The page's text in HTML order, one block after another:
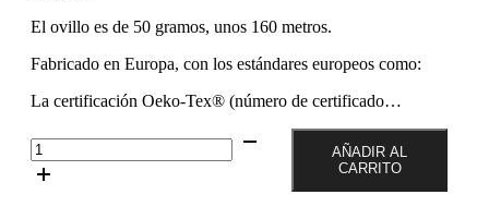
El ovillo es de 50 gramos, unos 160 metros.
Fabricado en Europa, con los estándares europeos como:
La certificación Oeko-Tex® (número de certificado…
Color
Gris
Medio
AÑADIR AL
CARRITO